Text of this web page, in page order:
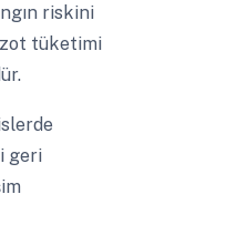
riskini
tüketimi
geri